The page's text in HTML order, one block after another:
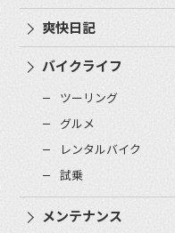
爽快日記
バイクライフ
ツーリング
グルメ
レンタルバイク
試乗
メンテナンス